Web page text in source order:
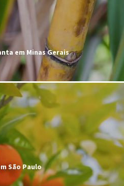
em Minas Gerais
São Paulo